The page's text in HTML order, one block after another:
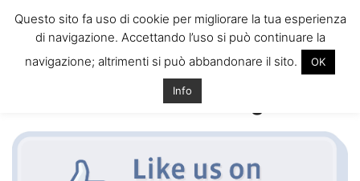
ITALIANI A
LONDRA
Il blog degli Italiani nella rebel city
Home Lavoro Estivo Londra 2013: Offerte e consigli!
like-us-on-
like-us-on-facebook-logo
Questo sito fa uso di cookie per migliorare la tua esperienza
di navigazione. Accettando l’uso si può continuare la
navigazione; altrimenti si può abbandonare il sito.
OK
Info